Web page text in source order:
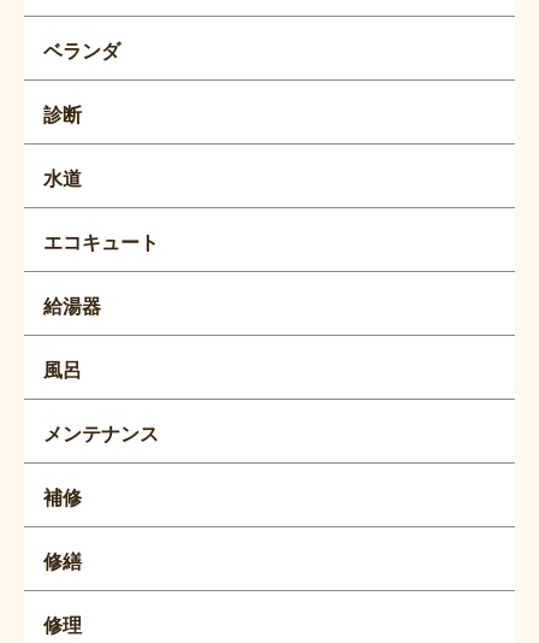
ベランダ
診断
水道
エコキュート
給湯器
風呂
メンテナンス
補修
修繕
修理